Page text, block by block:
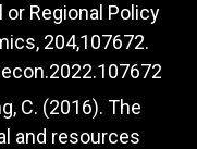
Regional Policy
204,107672.
C. (2016). The
and resources